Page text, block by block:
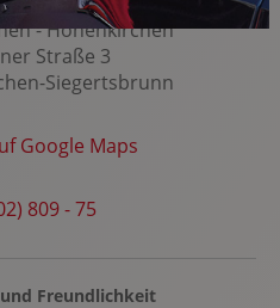
- Höhenkirchen
Straße 3
Siegertsbrunn
Google Maps
809 - 75
Freundlichkeit